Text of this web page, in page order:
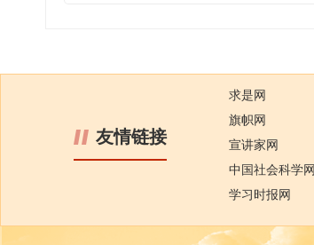
友情链接
求是网
旗帜网
宣讲家网
中国社会科学网
学习时报网